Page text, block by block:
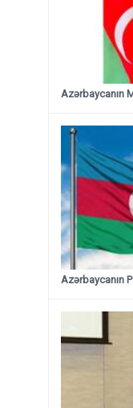
Azərbaycanın
Azərbaycanın